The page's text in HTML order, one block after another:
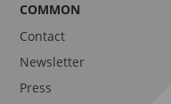
COMMON
Contact
Newsletter
Press